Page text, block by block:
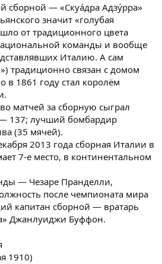
сборной — «Скуа́дра Адзу́рра»
значит «голубая
от традиционного цвета
команды и вообще
Италию. А сам
традиционно связан с домом
в 1861 году стал королём
матчей за сборную сыграл
137; лучший бомбардир
(35 мячей).
2013 года сборная Италии в
7-е место, в континентальном
— Чезаре Пранделли,
после чемпионата мира
капитан сборной — вратарь
Джанлуиджи Буффон.
1910)